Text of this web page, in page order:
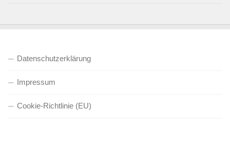
Datenschutzerklärung
Impressum
Cookie-Richtlinie (EU)